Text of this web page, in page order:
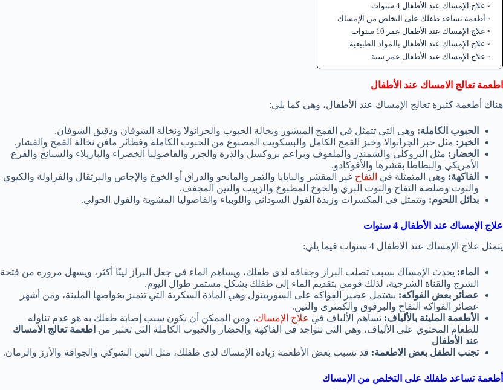
علاج الإمساك عند الأطفال 4 سنوات
أطعمة تساعد طفلك على التخلص من الإمساك
علاج الإمساك عند الأطفال عمر 10 سنوات
علاج الإمساك عند الأطفال بالمواد الطبيعية
علاج الإمساك عند الأطفال عمر سنة
اطعمة تعالج الامساك عند الأطفال
هناك أطعمة كثيرة تعالج الإمساك عند الأطفال، وهي كما يلي:
الحبوب الكاملة: وهي التي تتمثل في القمح المبشور ونخالة الحبوب والجرانولا ونخالة الشوفان ودقيق الشوفان.
الخبز: مثل خبز الجرانوالا وخبز القمح الكامل والبسكويت المصنوع من الحبوب الكاملة وفطائر مافن نخالة القمح والفشار.
الخضار: مثل البروكلي والشمندر والملفوف وبراعم بروكسل والذرة والجزر والفاصوليا الخضراء والبازيلاء والسبانخ والقرع
الأمريكي والبطاطا بقشرها والأفوكادو.
الفاكهة: وهي المتمثلة في التفاح غير المقشر والبابايا والتمر والمانجو والدراق أو الخوخ والإجاص والبرتقال والفراولة والكيوي
والتوت وصلصة التفاح والتوت البري والخوخ المطبوخ والزبيب والتين المجفف.
بدائل اللحوم: وتتمثل في المكسرات وزبدة الفول السوداني واللوبياء والفاصوليا المشوية والفول الحولي.
علاج الإمساك عند الأطفال 4 سنوات
يتمثل علاج الإمساك عند الاطفال 4 سنوات فيما يلي:
الماء: يحدث الإمساك بسبب تصلب البراز وجفافه لدى طفلك، ويساهم الماء في جعل البراز لينًا أكثر، ويسهل مروره من فتحة
الشرج والقناة الشرجية، لذلك قومي بتقديم الماء إلى طفلك بشكل مستمر طوال اليوم.
عصائر بعض الفواكه: يشتمل عصير الفواكه على السوربيتول وهي المادة السكرية التي تتميز بخواصها الملينة، ومن أشهر
عصائر الفواكه التفاح والبرقوق والكمثرى والتين.
الأطعمة المليئة بالألياف: تساهم الألياف في علاج الإمساك، ومن الممكن أن يكون سبب إصابة طفلك به هو عدم تناوله
للطعام المحتوي على الألياف، وهي التي تتواجد في الفاكهة والخضار والحبوب الكاملة التي تعتبر من اطعمة تعالج الامساك
عند الأطفال
تجنب الطفل بعض الاطعمة: قد تسبب بعض الأطعمة زيادة الإمساك لدى طفلك، مثل التين الشوكي والجوافة والأرز والرمان.
أطعمة تساعد طفلك على التخلص من الإمساك